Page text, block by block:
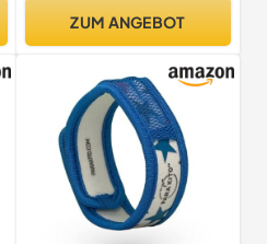
für Armbänder, ideal für
DEET-frei, non-toxic
ZUM ANGEBOT